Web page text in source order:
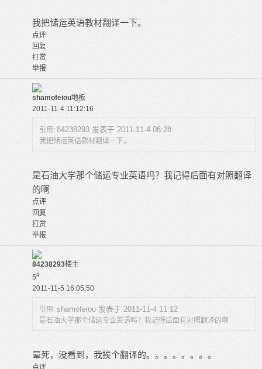
我把储运英语教材翻译一下。
点评
回复
打赏
举报
shamofeiou地板
2011-11-4 11:12:16
引用: 84238293 发表于 2011-11-4 08:28
我把储运英语教材翻译一下。
是石油大学那个储运专业英语吗？我记得后面有对照翻译
的啊
点评
回复
打赏
举报
84238293楼主
5#
2011-11-5 16:05:50
引用: shamofeiou 发表于 2011-11-4 11:12
是石油大学那个储运专业英语吗？我记得后面有对照翻译的啊
晕死，没看到，我挨个翻译的。。。。。。。。
点评